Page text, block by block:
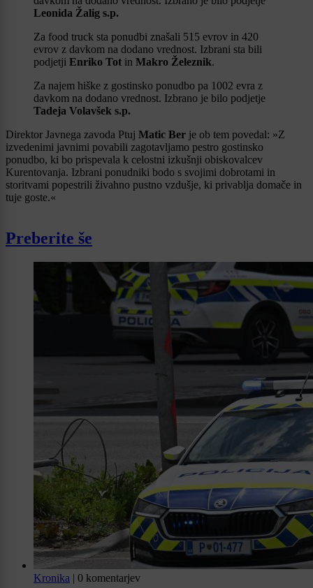
Leonida Žalig s.p.
Za food truck sta ponudbi znašali 515 evrov in 420
evrov z davkom na dodano vrednost. Izbrani sta bili
podjetji Enriko Tot in Makro Železnik.
Za najem hiške z gostinsko ponudbo pa 1002 evra z
davkom na dodano vrednost. Izbrano je bilo podjetje
Tadeja Volavšek s.p.
Direktor Javnega zavoda Ptuj Matic Ber je ob tem povedal: »Z
izvedenimi javnimi povabili zagotavljamo pestro gostinsko
ponudbo, ki bo prispevala k celostni izkušnji obiskovalcev
Kurentovanja. Izbrani ponudniki bodo s svojimi dobrotami in
storitvami popestrili živahno pustno vzdušje, ki privablja domače in
tuje goste.«
Preberite še
Kronika | 0 komentarjev